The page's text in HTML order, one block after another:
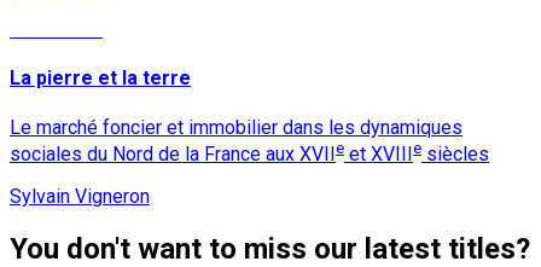
La pierre et la terre
Le marché foncier et immobilier dans les dynamiques
sociales du Nord de la France aux XVIIe et XVIIIe siècles
Sylvain Vigneron
You don't want to miss our latest titles?